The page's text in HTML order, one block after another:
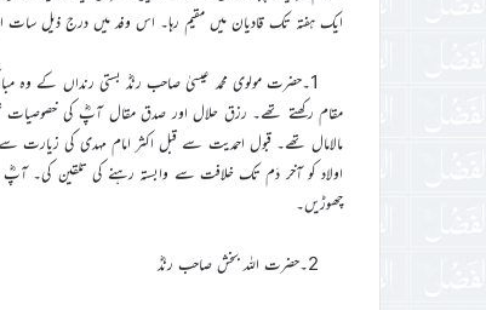
ایک ہفتہ تک قادیان میں مقیم رہا۔ اس وفد میں درج ذیل سات
1۔حضرت مولوی محمد عیسیٰ صاحب رندؓ بستی رنداں کے وہ
مقام رکھتے تھے۔ رزق حلال اور صدق مقال آپؓ کی خصوصیات
مالامال تھے۔ قبول احمدیت سے قبل اکثر امام مہدی کی
چھوڑیں۔
2۔حضرت اللہ بخش صاحب رندؓ